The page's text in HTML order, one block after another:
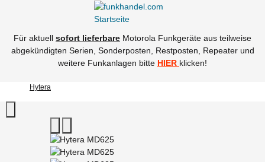
Für aktuell sofort lieferbare Motorola Funkgeräte aus teilweise
abgekündigten Serien, Sonderposten, Restposten, Repeater und
weitere Funkanlagen bitte HIER klicken!
Hytera